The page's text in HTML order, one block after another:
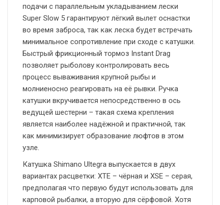
подачи с параллельным укладыванием лески
Super Slow 5 гарантируют лёгкий вылет оснастки
во время заброса, так как леска будет встречать
минимальное сопротивление при сходе с катушки.
Быстрый фрикционный тормоз Instant Drag
позволяет рыболову контролировать весь
процесс вываживания крупной рыбы и
молниеносно реагировать на её рывки. Ручка
катушки вкручивается непосредственно в ось
ведущей шестерни – такая схема крепления
является наиболее надёжной и практичной, так
как минимизирует образование люфтов в этом
узле.
Катушка Shimano Ultegra выпускается в двух
вариантах расцветки: XTE – чёрная и XSE – серая,
предполагая что первую будут использовать для
карповой рыбалки, а вторую для сёрфовой. Хотя